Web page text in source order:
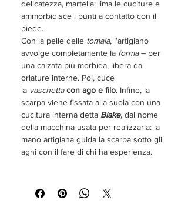
delicatezza, martella: lima le cuciture e
ammorbidisce i punti a contatto con il
piede.
Con la pelle delle tomaia, l’artigiano
avvolge completamente la forma– per
una calzata più morbida, libera da
orlature interne. Poi, cuce
la vaschettacon ago e filo. Infine, la
scarpa viene fissata alla suola con una
cucitura interna detta Blake, dal nome
della macchina usata per realizzarla: la
mano artigiana guida la scarpa sotto gli
aghi con il fare di chi ha esperienza.